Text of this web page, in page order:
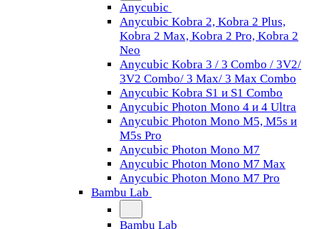
Anycubic
Anycubic Kobra 2, Kobra 2 Plus,
Kobra 2 Max, Kobra 2 Pro, Kobra 2
Neo
Anycubic Kobra 3 / 3 Combo / 3V2/
3V2 Combo/ 3 Max/ 3 Max Combo
Anycubic Kobra S1 и S1 Combo
Anycubic Photon Mono 4 и 4 Ultra
Anycubic Photon Mono M5, M5s и
M5s Pro
Anycubic Photon Mono M7
Anycubic Photon Mono M7 Max
Anycubic Photon Mono M7 Pro
Bambu Lab
Bambu Lab